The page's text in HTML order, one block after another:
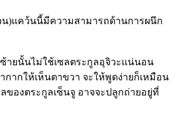
น)แคว้นนี้มีความสามารถด้านการผนึก
ายนั้นไม่ใช้เซลตระกูลอุจิวะแน่นอน
กากให้เห็นตาขวา จะให้พูดง่ายก็เหมือน
ของตระกูลเซ็นจู อาจจะปลูกถ่ายอยู่ที่